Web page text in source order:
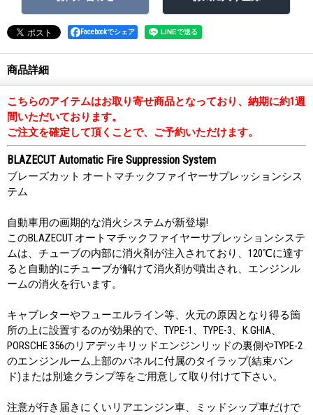
Facebookでシェア
商品詳細
こちらのアイテムはお取り寄せ商品となっており、納期に約1週
間いただいております。
ご注文を確定して頂くことで、ご予約いただけます。
BLAZECUT Automatic Fire Suppression System
ブレーズカット オートマチックファイヤーサプレッションシス
テム
自動車用の画期的な消火システムが新登場!
このBLAZECUT オートマチックファイヤーサプレッションシステ
ムは、チューブの内部に消火剤が注入されており、120℃に達す
ると自動的にチューブが解けて消火剤が噴出され、エンジンル
ームの消火を行います。
キャブレターやフューエルライン等、火元の原因となり得る箇
所の上に設置するのが効果的で、TYPE-1、TYPE-3、K.GHIA、
PORSCHE 356のリアデッキリッドエンジンリッドの裏側やTYPE-2
のエンジンルーム上部のパネルに付属のタイラップ(結束バン
ド)または別途クランプ等をご用意して取り付けて下さい。
注意が行き届きにくいリアエンジン車、ミッドシップ車だけで